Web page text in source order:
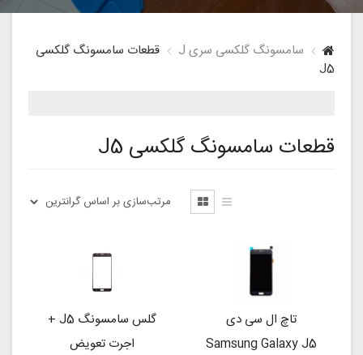
سامسونگ گلکسی سری J
قطعات سامسونگ گلکسی
J5
قطعات سامسونگ گلکسی J5
تاچ ال سی دی
Samsung Galaxy J5
گلس سامسونگ J5 +
اجرت تعویض